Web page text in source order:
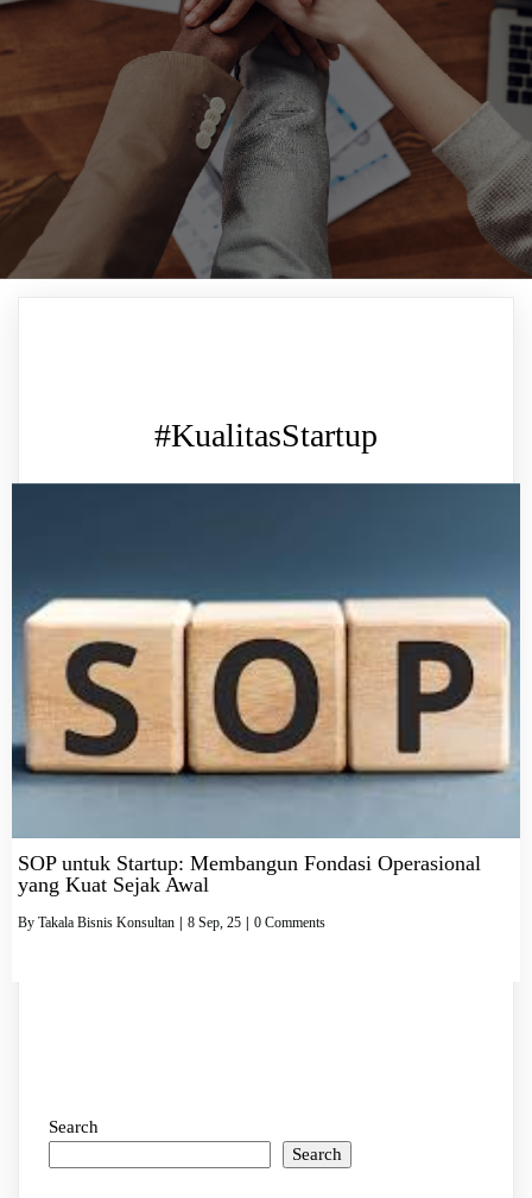
#KualitasStartup
SOP untuk Startup: Membangun Fondasi Operasional
yang Kuat Sejak Awal
By Takala Bisnis Konsultan 8 Sep, 25 0 Comments
Search
Search